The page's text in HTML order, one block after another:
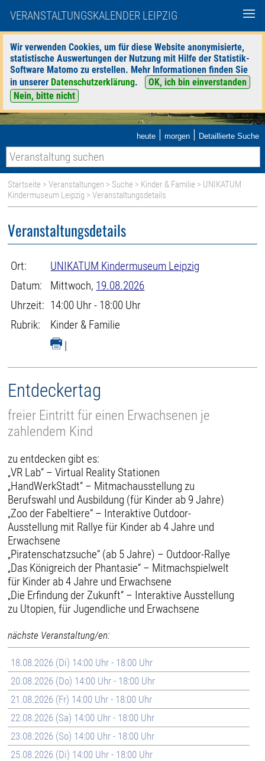
VERANSTALTUNGSKALENDER LEIPZIG
Wir verwenden Cookies, um für diese Website anonymisierte,
statistische Auswertungen der Nutzung mit Hilfe der Statistik-
Software Matomo zu erstellen. Mehr Informationen finden Sie
in unserer Datenschutzerklärung.
OK, ich bin einverstanden
Nein, bitte nicht
heute | morgen | Detaillierte Suche
Startseite >Veranstaltungen > Suche > Kinder & Familie > UNIKATUM
Kindermuseum Leipzig > Veranstaltungsdetails
Veranstaltungsdetails
Ort:
UNIKATUM Kindermuseum Leipzig
Datum:
Mittwoch, 19.08.2026
Uhrzeit: 14:00 Uhr - 18:00 Uhr
Rubrik:
Kinder & Familie
|
Entdeckertag
freier Eintritt für einen Erwachsenen je
zahlendem Kind
zu entdecken gibt es:
„VR Lab“ – Virtual Reality Stationen
„HandWerkStadt“ – Mitmachausstellung zu
Berufswahl und Ausbildung (für Kinder ab 9 Jahre)
„Zoo der Fabeltiere“ – Interaktive Outdoor-
Ausstellung mit Rallye für Kinder ab 4 Jahre und
Erwachsene
„Piratenschatzsuche“ (ab 5 Jahre) – Outdoor-Rallye
„Das Königreich der Phantasie“ – Mitmachspielwelt
für Kinder ab 4 Jahre und Erwachsene
„Die Erfindung der Zukunft“ – Interaktive Ausstellung
zu Utopien, für Jugendliche und Erwachsene
nächste Veranstaltung/en:
18.08.2026 (Di) 14:00 Uhr - 18:00 Uhr
20.08.2026 (Do) 14:00 Uhr - 18:00 Uhr
21.08.2026 (Fr) 14:00 Uhr - 18:00 Uhr
22.08.2026 (Sa) 14:00 Uhr - 18:00 Uhr
23.08.2026 (So) 14:00 Uhr - 18:00 Uhr
25.08.2026 (Di) 14:00 Uhr - 18:00 Uhr